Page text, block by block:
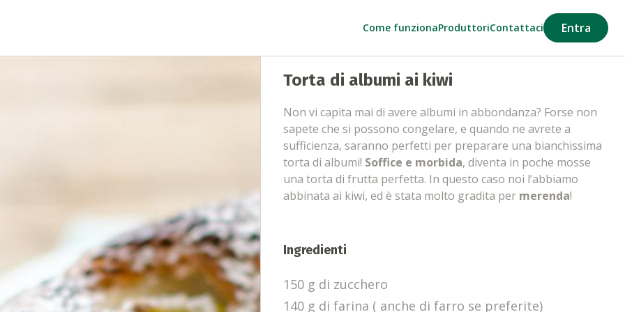
Come funzionaProduttoriContattaci Entra
Torta di albumi ai kiwi
Non vi capita mai di avere albumi in abbondanza? Forse non
sapete che si possono congelare, e quando ne avrete a
sufficienza, saranno perfetti per preparare una bianchissima
torta di albumi! Soffice e morbida, diventa in poche mosse
una torta di frutta perfetta. In questo caso noi l’abbiamo
abbinata ai kiwi, ed è stata molto gradita per merenda!
Ingredienti
150 g di zucchero
140 g di farina ( anche di farro se preferite)